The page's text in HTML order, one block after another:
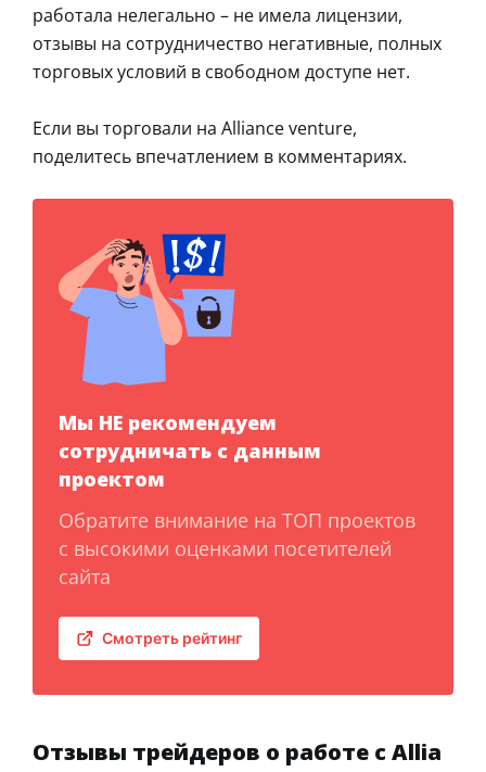
работала нелегально – не имела лицензии,
отзывы на сотрудничество негативные, полных
торговых условий в свободном доступе нет.
Если вы торговали на Alliance venture,
поделитесь впечатлением в комментариях.
Мы НЕ рекомендуем
сотрудничать с данным
проектом
Обратите внимание на ТОП проектов
с высокими оценками посетителей
сайта
Смотреть рейтинг
Отзывы трейдеров о работе с Allia